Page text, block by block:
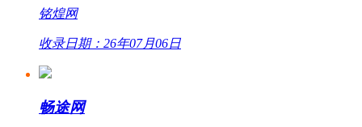
铭煌网
收录日期：26年07月06日
畅途网